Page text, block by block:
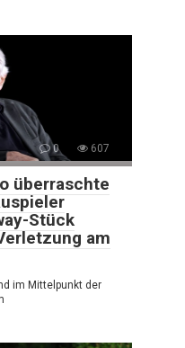
0 607
überraschte
Stück
am
im Mittelpunkt der